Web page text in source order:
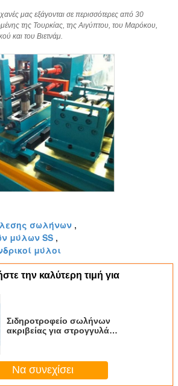
μας εξάγονται σε περισσότερες από 30
της Τουρκίας, της Αιγύπτου, του Μαρόκου,
και του Βιετνάμ.
σωλήνων ,
μύλων SS ,
μύλοι
την καλύτερη τιμή για
Σιδηροτροφείο σωλήνων
ακριβείας για στρογγυλά
Να συνεχίσει